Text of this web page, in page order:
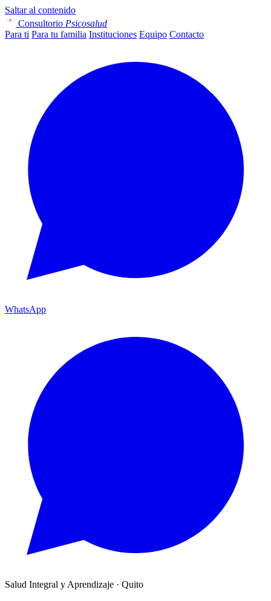
Saltar al contenido
Consultorio Psicosalud
Para ti Para tu familia Instituciones Equipo Contacto
WhatsApp
Salud Integral y Aprendizaje · Quito